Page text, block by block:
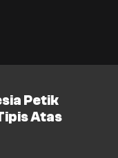
Petik
Atas